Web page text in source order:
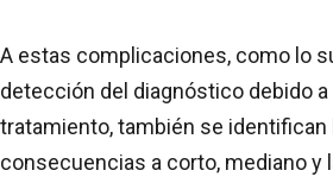
A estas complicaciones, como lo
detección del diagnóstico debido
tratamiento, también se identifican
consecuencias a corto, mediano y